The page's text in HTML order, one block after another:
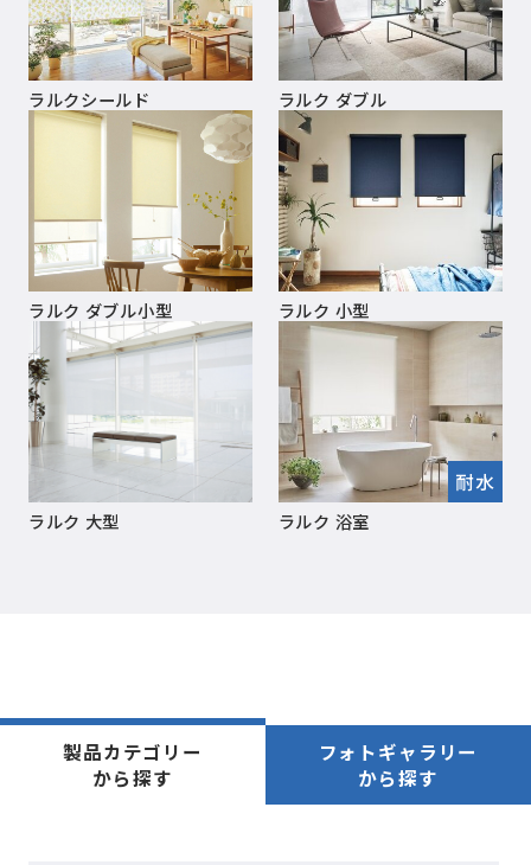
ラルクシールド ラルク ダブル
ラルク ダブル小型 ラルク 小型
ラルク 大型
耐水
ラルク 浴室
製品カテゴリー
から探す
フォトギャラリー
から探す